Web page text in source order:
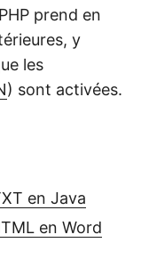
prend en
y
les
) sont activées.
en Java
en Word